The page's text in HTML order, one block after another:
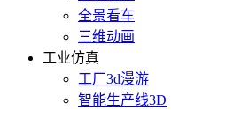
全景看车
三维动画
工业仿真
工厂3d漫游
智能生产线3D